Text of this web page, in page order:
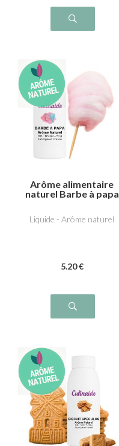
Arôme alimentaire
naturel Barbe à papa
Liquide - Arôme naturel
5.20 €